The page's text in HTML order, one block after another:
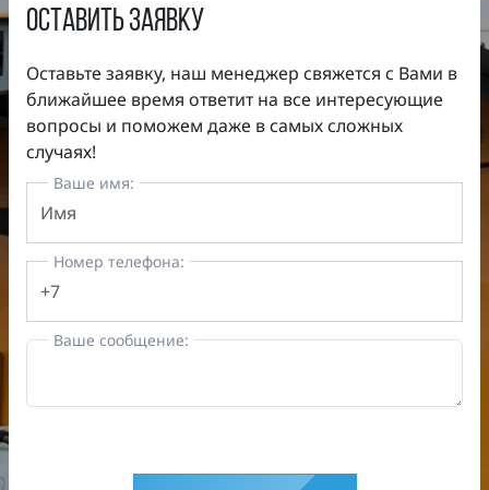
оставить заявку
Оставьте заявку, наш менеджер свяжется с Вами в
ближайшее время ответит на все интересующие
вопросы и поможем даже в самых сложных
случаях!
Ваше имя:
Номер телефона:
Ваше сообщение: